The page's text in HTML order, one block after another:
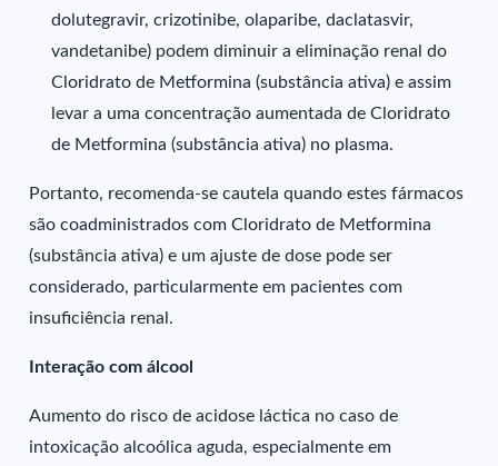
dolutegravir, crizotinibe, olaparibe, daclatasvir,
vandetanibe) podem diminuir a eliminação renal do
Cloridrato de Metformina (substância ativa) e assim
levar a uma concentração aumentada de Cloridrato
de Metformina (substância ativa) no plasma.
Portanto, recomenda-se cautela quando estes fármacos
são coadministrados com Cloridrato de Metformina
(substância ativa) e um ajuste de dose pode ser
considerado, particularmente em pacientes com
insuficiência renal.
Interação com álcool
Aumento do risco de acidose láctica no caso de
intoxicação alcoólica aguda, especialmente em